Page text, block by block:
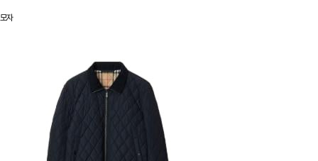
모자